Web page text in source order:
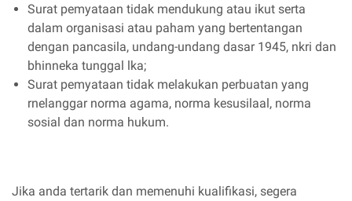
Surat pemyataan tidak mendukung atau ikut serta
dalam organisasi atau paham yang bertentangan
dengan pancasila, undang-undang dasar 1945, nkri dan
bhinneka tunggal lka;
Surat pemyataan tidak melakukan perbuatan yang
rnelanggar norma agama, norma kesusilaal, norma
sosial dan norma hukum.
Jika anda tertarik dan memenuhi kualifikasi, segera